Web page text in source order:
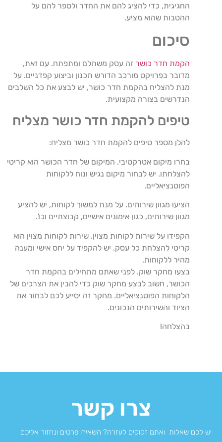
החגיגית, כדי להציג להם את החדר ולספר להם על
ההטבות שהוא מציע.
סיכום
הקמת חדר כושר זה עסק משתלם ומתפתח. עם זאת,
מדובר בפרויקט מורכב הדורש תכנון וביצוע קפדניים. על
מנת להצליח בהקמת חדר כושר, יש לבצע את כל השלבים
הנדרשים בצורה מקצועית.
טיפים להקמת חדר כושר מצליח
להלן מספר טיפים להקמת חדר כושר מצליח:
בחרו מיקום אטרקטיבי. המיקום של חדר הכושר הוא קריטי
להצלחתו. יש לבחור מיקום נגיש ונוח ללקוחות
הפוטנציאליים.
הציעו מגוון שירותים. על מנת למשוך לקוחות, יש להציע
מגוון שירותים, כגון אימונים אישיים, קבוצתיים וכו'.
הקפידו על שירות לקוחות מצוין. שירות לקוחות מצוין הוא
קריטי להצלחת כל עסק. יש להקפיד על יחס אישי ומענה
מהיר ללקוחות.
בצעו מחקר שוק. לפני שאתם מתחילים בהקמת חדר
הכושר, חשוב לבצע מחקר שוק כדי להבין את הצרכים של
הלקוחות הפוטנציאליים. מחקר זה יסייע לכם לבחור את
הציוד והשירותים הנכונים.
בהצלחה!
צרו קשר
יש לכם שאלות ואתם זקוקים לעזרה? השאירו פרטים ונחזור אליכם